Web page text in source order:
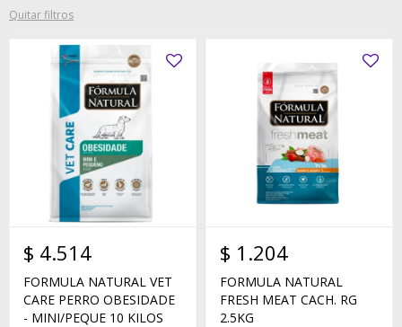
Quitar filtros
$ 4.514
FORMULA NATURAL VET
CARE PERRO OBESIDADE
- MINI/PEQUE 10 KILOS
$ 1.204
FORMULA NATURAL
FRESH MEAT CACH. RG
2.5KG